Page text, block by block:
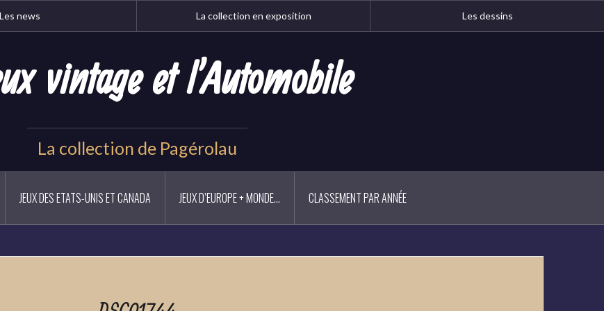
Les news La collection en exposition Les dessins
vintage et l'Automobile
La collection de Pagérolau
JEUX DES ETATS-UNIS ET CANADA JEUX D’EUROPE + MONDE… CLASSEMENT PAR ANNÉE